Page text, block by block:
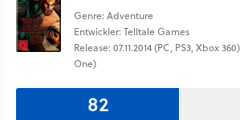
Genre: Adventure
Entwickler: Telltale Games
Release: 07.11.2014 (PC, PS3, Xbox
One)
82